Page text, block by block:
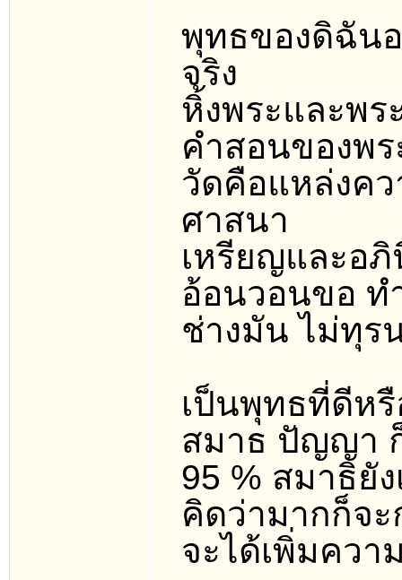
พุทธของดิฉัน
จริง
หิ้งพระและพร
คำสอนของพร
วัดคือแหล่งคว
ศาสนา
เหรียญและอ
อ้อนวอนขอ ท
ช่างมัน ไม่ทุร
เป็นพุทธที่ดีห
สมาธ ปัญญา
95 % สมาธิยั
คิดว่ามากก็จ
จะได้เพิ่มควา